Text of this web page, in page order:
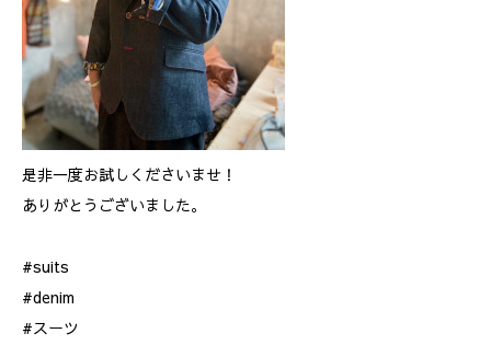
是非一度お試しくださいませ！
ありがとうございました。
#suits
#denim
#スーツ